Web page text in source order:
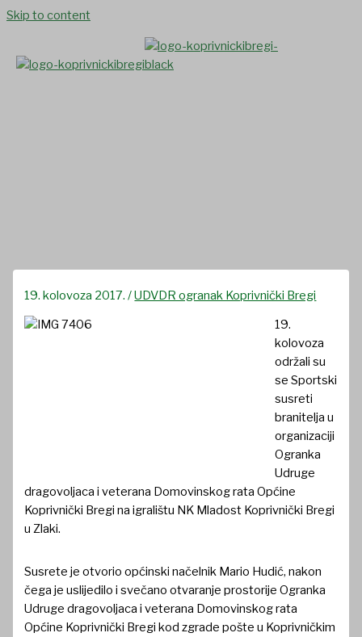
Skip to content
19. kolovoza 2017./UDVDR ogranak Koprivnički Bregi
19.
kolovoza
održali su
se Sportski
susreti
branitelja u
organizaciji
Ogranka
Udruge
dragovoljaca i veterana Domovinskog rata Općine
Koprivnički Bregi na igralištu NK Mladost Koprivnički Bregi
u Zlaki.
Susrete je otvorio općinski načelnik Mario Hudić, nakon
čega je uslijedilo i svečano otvaranje prostorije Ogranka
Udruge dragovoljaca i veterana Domovinskog rata
Općine Koprivnički Bregi kod zgrade pošte u Koprivničkim